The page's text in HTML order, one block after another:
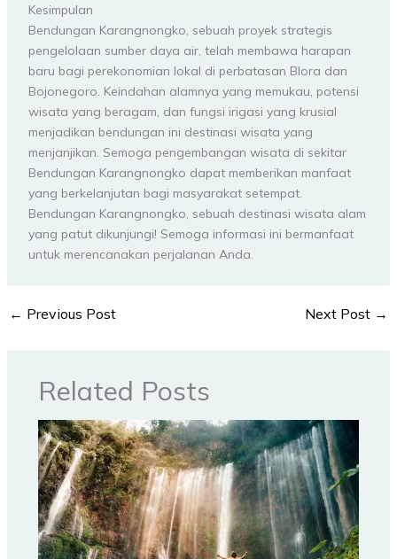
Kesimpulan
Bendungan Karangnongko, sebuah proyek strategis
pengelolaan sumber daya air, telah membawa harapan
baru bagi perekonomian lokal di perbatasan Blora dan
Bojonegoro. Keindahan alamnya yang memukau, potensi
wisata yang beragam, dan fungsi irigasi yang krusial
menjadikan bendungan ini destinasi wisata yang
menjanjikan. Semoga pengembangan wisata di sekitar
Bendungan Karangnongko dapat memberikan manfaat
yang berkelanjutan bagi masyarakat setempat.
Bendungan Karangnongko, sebuah destinasi wisata alam
yang patut dikunjungi! Semoga informasi ini bermanfaat
untuk merencanakan perjalanan Anda.
← Previous Post Next Post →
Related Posts